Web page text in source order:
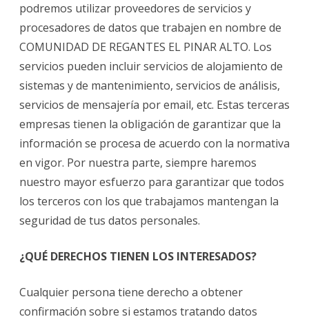
podremos utilizar proveedores de servicios y
procesadores de datos que trabajen en nombre de
COMUNIDAD DE REGANTES EL PINAR ALTO. Los
servicios pueden incluir servicios de alojamiento de
sistemas y de mantenimiento, servicios de análisis,
servicios de mensajería por email, etc. Estas terceras
empresas tienen la obligación de garantizar que la
información se procesa de acuerdo con la normativa
en vigor. Por nuestra parte, siempre haremos
nuestro mayor esfuerzo para garantizar que todos
los terceros con los que trabajamos mantengan la
seguridad de tus datos personales.
¿QUÉ DERECHOS TIENEN LOS INTERESADOS?
Cualquier persona tiene derecho a obtener
confirmación sobre si estamos tratando datos